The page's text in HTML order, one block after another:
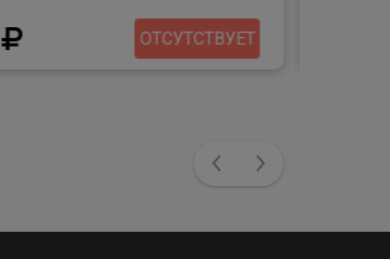
ОТСУТСТВУЕТ
PreviousNext